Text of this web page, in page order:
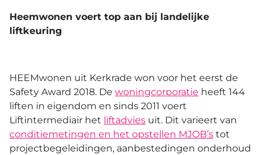
Heemwonen voert top aan bij landelijke
liftkeuring
HEEMwonen uit Kerkrade won voor het eerst de
Safety Award 2018. De woningcorporatie heeft 144
liften in eigendom en sinds 2011 voert
Liftintermediair het liftadvies uit. Dit varieert van
conditiemetingen en het opstellen MJOB’s tot
projectbegeleidingen, aanbestedingen onderhoud